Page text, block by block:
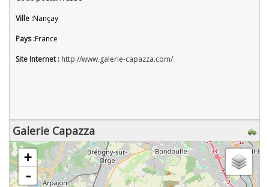
Ville :Nançay
Pays :France
Site Internet : http://www.galerie-capazza.com/
Galerie Capazza
chargement de la carte - veuillez patienter...
+
-